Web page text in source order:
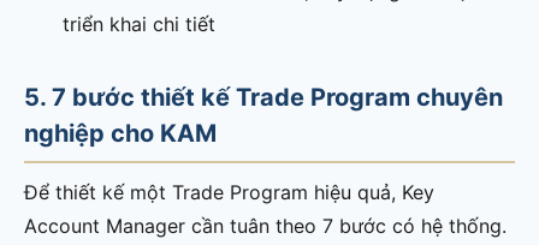
triển khai chi tiết
5. 7 bước thiết kế Trade Program chuyên
nghiệp cho KAM
Để thiết kế một Trade Program hiệu quả, Key
Account Manager cần tuân theo 7 bước có hệ thống.